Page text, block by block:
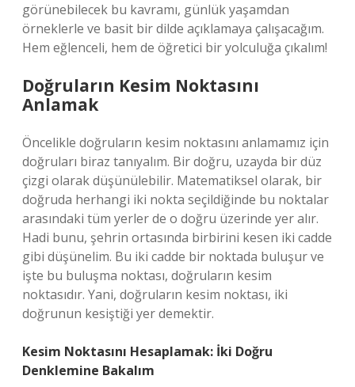
görünebilecek bu kavramı, günlük yaşamdan
örneklerle ve basit bir dilde açıklamaya çalışacağım.
Hem eğlenceli, hem de öğretici bir yolculuğa çıkalım!
Doğruların Kesim Noktasını
Anlamak
Öncelikle doğruların kesim noktasını anlamamız için
doğruları biraz tanıyalım. Bir doğru, uzayda bir düz
çizgi olarak düşünülebilir. Matematiksel olarak, bir
doğruda herhangi iki nokta seçildiğinde bu noktalar
arasındaki tüm yerler de o doğru üzerinde yer alır.
Hadi bunu, şehrin ortasında birbirini kesen iki cadde
gibi düşünelim. Bu iki cadde bir noktada buluşur ve
işte bu buluşma noktası, doğruların kesim
noktasıdır. Yani, doğruların kesim noktası, iki
doğrunun kesiştiği yer demektir.
Kesim Noktasını Hesaplamak: İki Doğru
Denklemine Bakalım